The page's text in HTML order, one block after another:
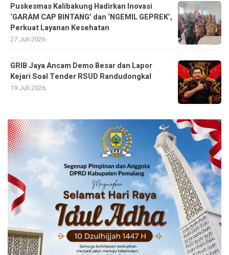
Puskesmas Kalibakung Hadirkan Inovasi
‘GARAM CAP BINTANG’ dan ‘NGEMIL GEPREK’,
Perkuat Layanan Kesehatan
27 Juli 2026
GRIB Jaya Ancam Demo Besar dan Lapor
Kejari Soal Tender RSUD Randudongkal
19 Juli 2026